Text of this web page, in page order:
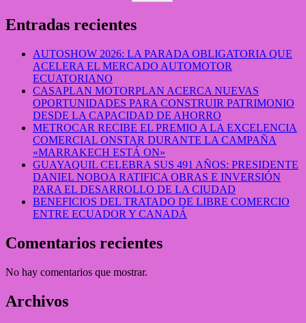
Entradas recientes
AUTOSHOW 2026: LA PARADA OBLIGATORIA QUE
ACELERA EL MERCADO AUTOMOTOR
ECUATORIANO
CASAPLAN MOTORPLAN ACERCA NUEVAS
OPORTUNIDADES PARA CONSTRUIR PATRIMONIO
DESDE LA CAPACIDAD DE AHORRO
METROCAR RECIBE EL PREMIO A LA EXCELENCIA
COMERCIAL ONSTAR DURANTE LA CAMPAÑA
«MARRAKECH ESTÁ ON»
GUAYAQUIL CELEBRA SUS 491 AÑOS: PRESIDENTE
DANIEL NOBOA RATIFICA OBRAS E INVERSIÓN
PARA EL DESARROLLO DE LA CIUDAD
BENEFICIOS DEL TRATADO DE LIBRE COMERCIO
ENTRE ECUADOR Y CANADÁ
Comentarios recientes
No hay comentarios que mostrar.
Archivos